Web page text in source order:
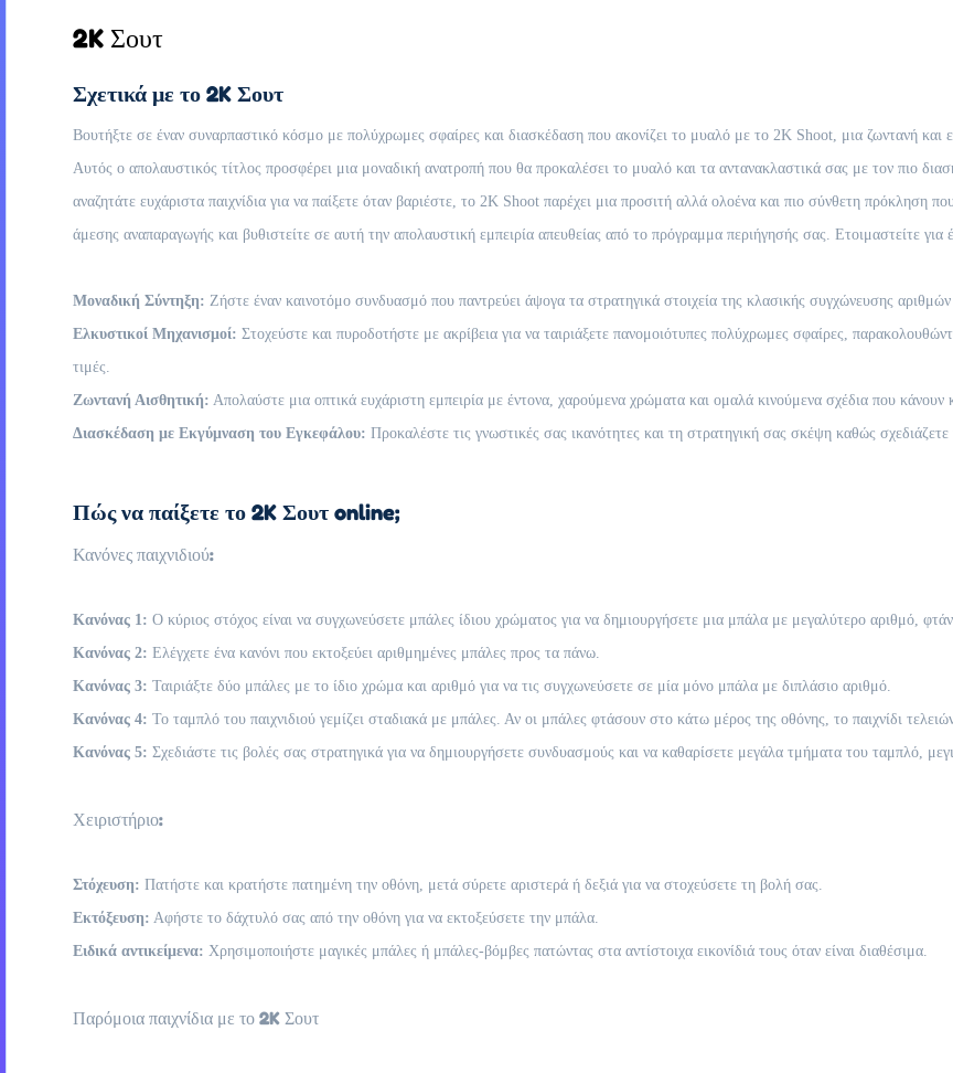
2K Σουτ
Σχετικά με το 2K Σουτ
Βουτήξτε σε έναν συναρπαστικό κόσμο με πολύχρωμες σφαίρες και διασκέδαση που ακονίζει το μυαλό με το 2K Shoot, μια ζωντανή και
Αυτός ο απολαυστικός τίτλος προσφέρει μια μοναδική ανατροπή που θα προκαλέσει το μυαλό και τα αντανακλαστικά σας με τον πιο
αναζητάτε ευχάριστα παιχνίδια για να παίξετε όταν βαριέστε, το 2K Shoot παρέχει μια προσιτή αλλά ολοένα και πιο σύνθετη πρόκληση
άμεσης αναπαραγωγής και βυθιστείτε σε αυτή την απολαυστική εμπειρία απευθείας από το πρόγραμμα περιήγησής σας. Ετοιμαστείτε για
Μοναδική Σύντηξη: Ζήστε έναν καινοτόμο συνδυασμό που παντρεύει άψογα τα στρατηγικά στοιχεία της κλασικής συγχώνευσης
Ελκυστικοί Μηχανισμοί: Στοχεύστε και πυροδοτήστε με ακρίβεια για να ταιριάξετε πανομοιότυπες πολύχρωμες σφαίρες,
τιμές.
Ζωντανή Αισθητική: Απολαύστε μια οπτικά ευχάριστη εμπειρία με έντονα, χαρούμενα χρώματα και ομαλά κινούμενα σχέδια που κάνουν
Διασκέδαση με Εκγύμναση του Εγκεφάλου: Προκαλέστε τις γνωστικές σας ικανότητες και τη στρατηγική σας σκέψη καθώς
Πώς να παίξετε το 2K Σουτ online;
Κανόνες παιχνιδιού:
Κανόνας 1: Ο κύριος στόχος είναι να συγχωνεύσετε μπάλες ίδιου χρώματος για να δημιουργήσετε μια μπάλα με μεγαλύτερο αριθμό,
Κανόνας 2: Ελέγχετε ένα κανόνι που εκτοξεύει αριθμημένες μπάλες προς τα πάνω.
Κανόνας 3: Ταιριάξτε δύο μπάλες με το ίδιο χρώμα και αριθμό για να τις συγχωνεύσετε σε μία μόνο μπάλα με διπλάσιο αριθμό.
Κανόνας 4: Το ταμπλό του παιχνιδιού γεμίζει σταδιακά με μπάλες. Αν οι μπάλες φτάσουν στο κάτω μέρος της οθόνης, το παιχνίδι
Κανόνας 5: Σχεδιάστε τις βολές σας στρατηγικά για να δημιουργήσετε συνδυασμούς και να καθαρίσετε μεγάλα τμήματα του ταμπλό,
Χειριστήριο:
Στόχευση: Πατήστε και κρατήστε πατημένη την οθόνη, μετά σύρετε αριστερά ή δεξιά για να στοχεύσετε τη βολή σας.
Εκτόξευση: Αφήστε το δάχτυλό σας από την οθόνη για να εκτοξεύσετε την μπάλα.
Ειδικά αντικείμενα: Χρησιμοποιήστε μαγικές μπάλες ή μπάλες-βόμβες πατώντας στα αντίστοιχα εικονίδιά τους όταν είναι διαθέσιμα.
Παρόμοια παιχνίδια με το 2K Σουτ